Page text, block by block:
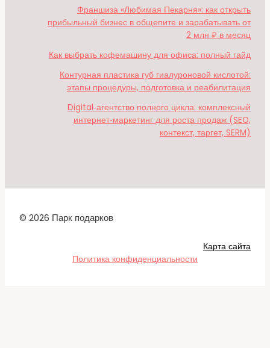
Франшиза «Любимая Пекарня»: как открыть
прибыльный бизнес в общепите и зарабатывать от
2 млн ₽ в месяц
Как выбрать кофемашину для офиса: полный гайд
Контурная пластика губ гиалуроновой кислотой:
этапы процедуры, подготовка и реабилитация
Digital‑агентство полного цикла: комплексный
интернет‑маркетинг для роста продаж (SEO,
контекст, таргет, SERM)
© 2026 Парк подарков
Карта сайта
Политика конфиденциальности